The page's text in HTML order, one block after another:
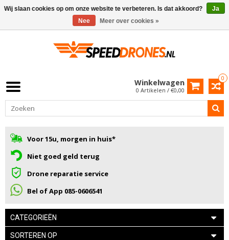
0
Winkelwagen
0 Artikelen / €0,00
Voor 15u, morgen in huis*
Niet goed geld terug
Drone reparatie service
Bel of App 085-0606541
CATEGORIEËN
SORTEREN OP
Wij slaan cookies op om onze website te verbeteren. Is dat akkoord?
Ja
Nee
Meer over cookies »